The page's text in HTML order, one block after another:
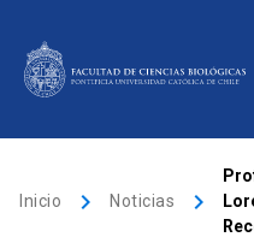
Biblioteca launch
Inicio keyboard_arrow_right Noticias keyboard_arrow_right